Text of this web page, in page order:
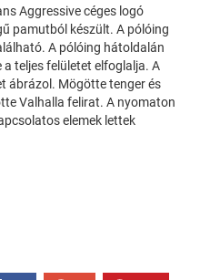
Aggressive céges logó
pamutból készült. A pólóing
A pólóing hátoldalán
teljes felületet elfoglalja. A
ábrázol. Mögötte tenger és
Valhalla felirat. A nyomaton
elemek lettek